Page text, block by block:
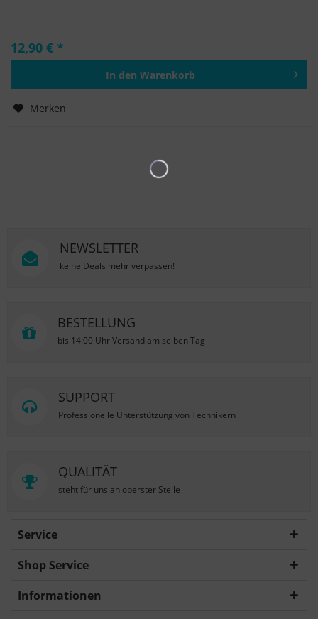
12,90 € *
In den Warenkorb
Merken
NEWSLETTER
keine Deals mehr verpassen!
BESTELLUNG
bis 14:00 Uhr Versand am selben Tag
SUPPORT
Professionelle Unterstützung von Technikern
QUALITÄT
steht für uns an oberster Stelle
Service
Shop Service
Informationen